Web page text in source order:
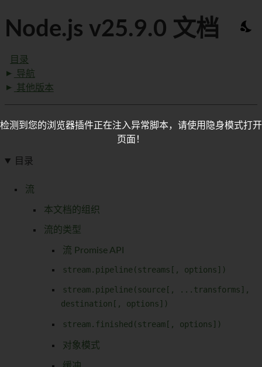
Node.js v25.9.0 文档
目录
导航
其他版本
目录
流
本文档的组织
流的类型
流 Promise API
stream.pipeline(streams[, options])
stream.pipeline(source[, ...transforms],
destination[, options])
stream.finished(stream[, options])
对象模式
检测到您的浏览器插件正在注入异常脚本，请使用隐身模式打开
页面！